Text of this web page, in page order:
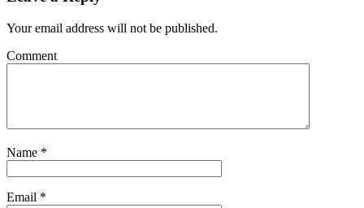
Your email address will not be published.
Comment
Name *
Email *